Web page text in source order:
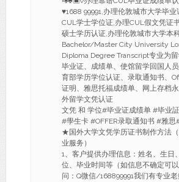
♥1688 99991,办理伦敦城市大学毕业
CUL学士学位证,办理CUL假文凭证
硕士学历认证,办理伦敦城市大学本
Bachelor/Master City University
Diploma Degree Transcript专业为
毕业证、成绩单、使馆留学回国人
育部学历学位认证、录取通知书、
证明、雅思托福成绩单、网上存档
外留学文凭认证
文凭 和 学位#毕业证成绩单 #毕业
#學生卡 #OFFER录取通知书 #雅思
★国外大学文凭学历证书制作方法
业服务）
1、客户提供办理信息：姓名、生日
位、毕业时间等（如信息不确定可
问：Q微信/168899991我们有专业